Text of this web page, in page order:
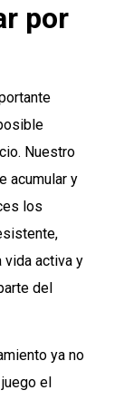
por
Nuestro
acumular y
los
vida activa y
del
ya no
el